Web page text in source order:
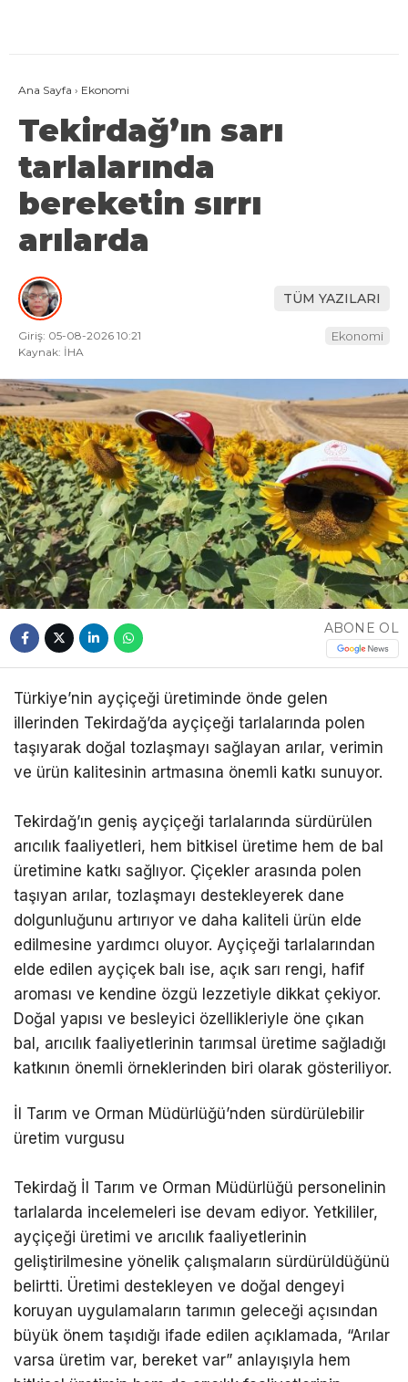
Ana Sayfa › Ekonomi
Tekirdağ’ın sarı
tarlalarında
bereketin sırrı
arılarda
TÜM YAZILARI
Giriş: 05-08-2026 10:21
Kaynak: İHA
Ekonomi
ABONE OL
Türkiye’nin ayçiçeği üretiminde önde gelen
illerinden Tekirdağ’da ayçiçeği tarlalarında polen
taşıyarak doğal tozlaşmayı sağlayan arılar, verimin
ve ürün kalitesinin artmasına önemli katkı sunuyor.
Tekirdağ’ın geniş ayçiçeği tarlalarında sürdürülen
arıcılık faaliyetleri, hem bitkisel üretime hem de bal
üretimine katkı sağlıyor. Çiçekler arasında polen
taşıyan arılar, tozlaşmayı destekleyerek dane
dolgunluğunu artırıyor ve daha kaliteli ürün elde
edilmesine yardımcı oluyor. Ayçiçeği tarlalarından
elde edilen ayçiçek balı ise, açık sarı rengi, hafif
aroması ve kendine özgü lezzetiyle dikkat çekiyor.
Doğal yapısı ve besleyici özellikleriyle öne çıkan
bal, arıcılık faaliyetlerinin tarımsal üretime sağladığı
katkının önemli örneklerinden biri olarak gösteriliyor.
İl Tarım ve Orman Müdürlüğü’nden sürdürülebilir
üretim vurgusu
Tekirdağ İl Tarım ve Orman Müdürlüğü personelinin
tarlalarda incelemeleri ise devam ediyor. Yetkililer,
ayçiçeği üretimi ve arıcılık faaliyetlerinin
geliştirilmesine yönelik çalışmaların sürdürüldüğünü
belirtti. Üretimi destekleyen ve doğal dengeyi
koruyan uygulamaların tarımın geleceği açısından
büyük önem taşıdığı ifade edilen açıklamada, “Arılar
varsa üretim var, bereket var” anlayışıyla hem